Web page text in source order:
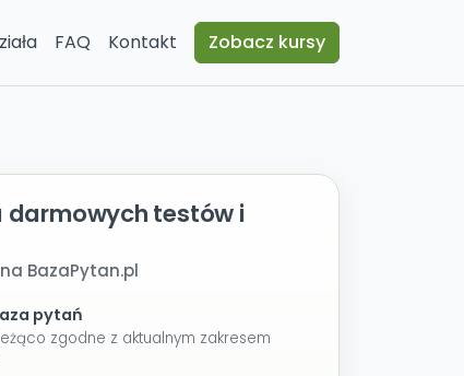
FAQ Kontakt Zobacz kursy
darmowych testów i
BazaPytan.pl
pytań
zgodne z aktualnym zakresem